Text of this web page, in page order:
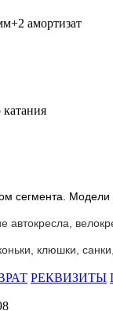
амортизат
сегмента.
автокресла,
клюшки,
РЕКВИЗИТЫ